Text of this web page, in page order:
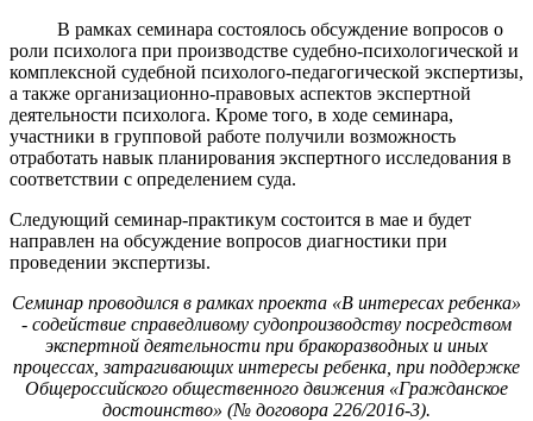
В рамках семинара состоялось обсуждение вопросов о
роли психолога при производстве судебно-психологической и
комплексной судебной психолого-педагогической экспертизы,
а также организационно-правовых аспектов экспертной
деятельности психолога. Кроме того, в ходе семинара,
участники в групповой работе получили возможность
отработать навык планирования экспертного исследования в
соответствии с определением суда.
Следующий семинар-практикум состоится в мае и будет
направлен на обсуждение вопросов диагностики при
проведении экспертизы.
Семинар проводился в рамках проекта «В интересах ребенка»
- содействие справедливому судопроизводству посредством
экспертной деятельности при бракоразводных и иных
процессах, затрагивающих интересы ребенка, при поддержке
Общероссийского общественного движения «Гражданское
достоинство» (№ договора 226/2016-3).